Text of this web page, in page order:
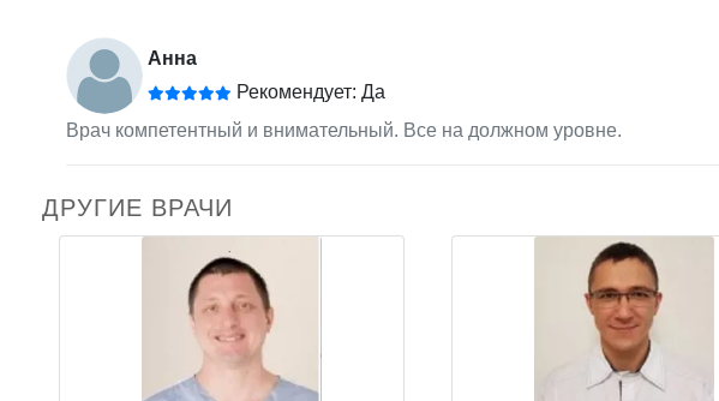
Анна
Рекомендует: Да
Врач компетентный и внимательный. Все на должном уровне.
ДРУГИЕ ВРАЧИ